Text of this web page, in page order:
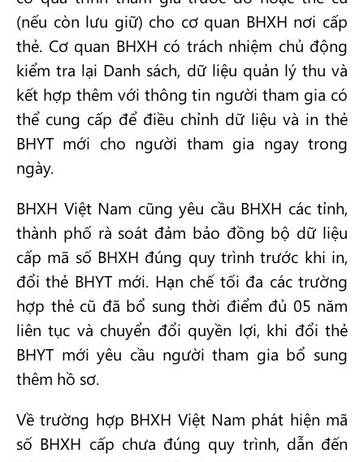
(nếu còn lưu giữ) cho cơ quan BHXH nơi cấp
thẻ. Cơ quan BHXH có trách nhiệm chủ động
kiểm tra lại Danh sách, dữ liệu quản lý thu và
kết hợp thêm với thông tin người tham gia có
thể cung cấp để điều chỉnh dữ liệu và in thẻ
BHYT mới cho người tham gia ngay trong
ngày.
BHXH Việt Nam cũng yêu cầu BHXH các tỉnh,
thành phố rà soát đảm bảo đồng bộ dữ liệu
cấp mã số BHXH đúng quy trình trước khi in,
đổi thẻ BHYT mới. Hạn chế tối đa các trường
hợp thẻ cũ đã bổ sung thời điểm đủ 05 năm
liên tục và chuyển đổi quyền lợi, khi đổi thẻ
BHYT mới yêu cầu người tham gia bổ sung
thêm hồ sơ.
Về trường hợp BHXH Việt Nam phát hiện mã
số BHXH cấp chưa đúng quy trình, dẫn đến